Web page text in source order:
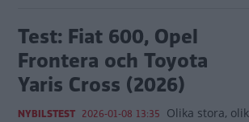
Test: Fiat 600, Opel
Frontera och Toyota
Yaris Cross (2026)
NYBILSTEST 2026-01-08 13:35 Olika stora,